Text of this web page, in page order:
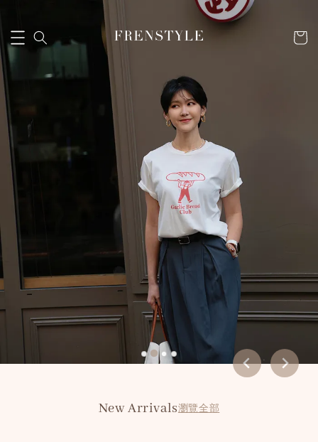
New Arrivals瀏覽全部